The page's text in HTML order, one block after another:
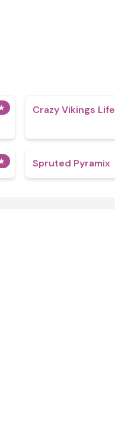
Crazy Vikings Life
Spruted Pyramix